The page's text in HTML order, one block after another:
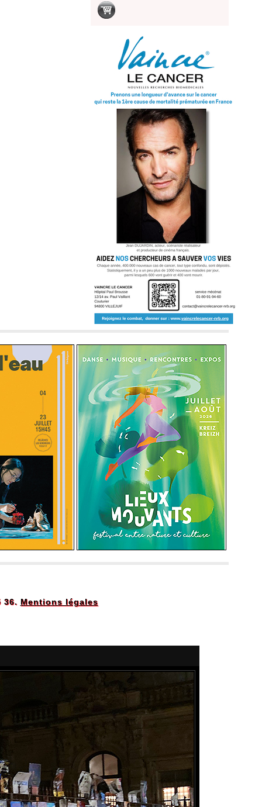
36. Mentions légales